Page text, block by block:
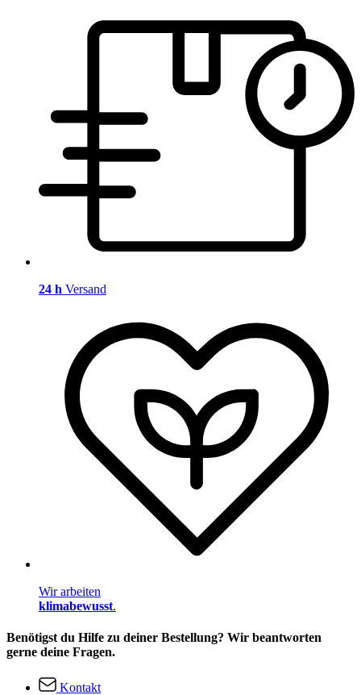
24 h Versand
Wir arbeiten
klimabewusst.
Benötigst du Hilfe zu deiner Bestellung? Wir beantworten
gerne deine Fragen.
Kontakt